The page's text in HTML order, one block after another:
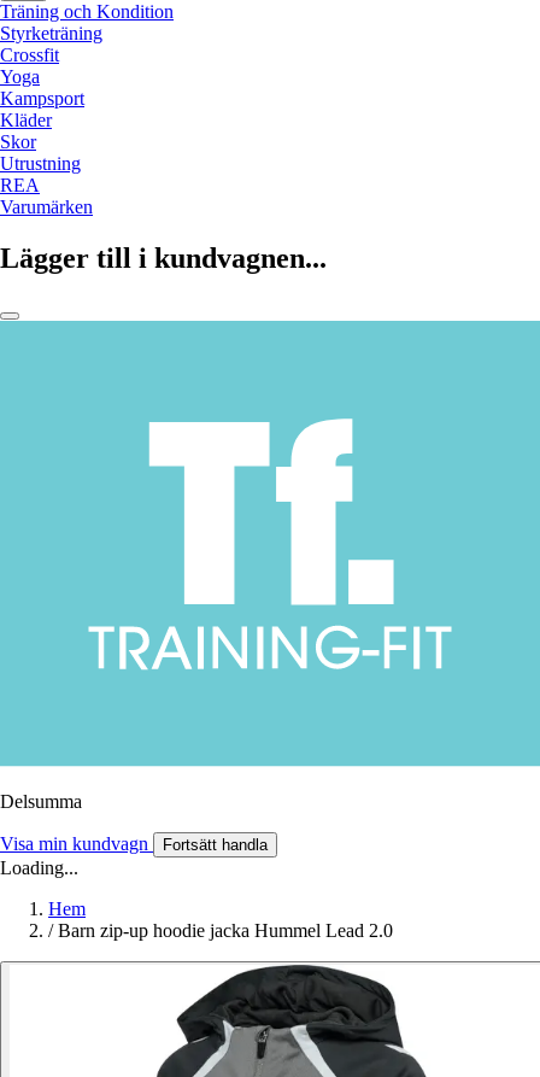
Träning och Kondition
Styrketräning
Crossfit
Yoga
Kampsport
Kläder
Skor
Utrustning
REA
Varumärken
Lägger till i kundvagnen...
Delsumma
Visa min kundvagn Fortsätt handla
Loading...
Hem
/ Barn zip-up hoodie jacka Hummel Lead 2.0